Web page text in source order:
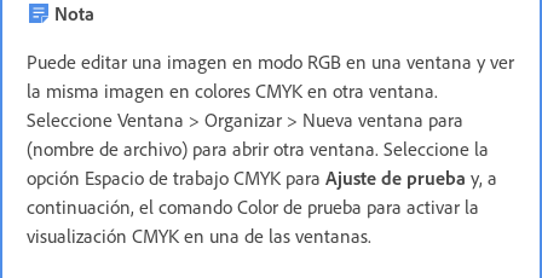
Nota
Puede editar una imagen en modo RGB en una ventana y ver
la misma imagen en colores CMYK en otra ventana.
Seleccione Ventana > Organizar > Nueva ventana para
(nombre de archivo) para abrir otra ventana. Seleccione la
opción Espacio de trabajo CMYK para Ajuste de prueba y, a
continuación, el comando Color de prueba para activar la
visualización CMYK en una de las ventanas.